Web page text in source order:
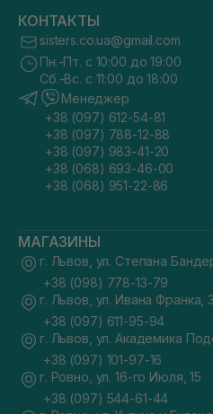
КОНТАКТЫ
sisters.co.ua@gmail.com
Пн.-Пт. с 10:00 до 19:00
Сб.-Вс. с 11:00 до 18:00
Менеджер
+38 (097) 612-54-81
+38 (097) 788-12-88
+38 (097) 983-41-20
+38 (068) 693-46-00
+38 (068) 951-22-86
МАГАЗИНЫ
г. Львов, ул. Степана
+38 (098) 778-13-79
г. Львов, ул. Ивана Франка,
+38 (097) 611-95-94
г. Львов, ул. Академика
+38 (097) 101-97-16
г. Ровно, ул. 16-го Июля, 15
+38 (097) 544-61-44